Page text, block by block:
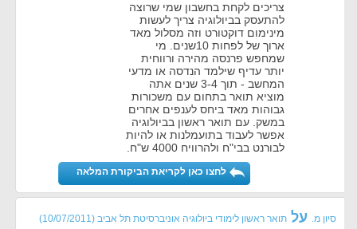
צריכים לקחת בחשבון שמי שרוצה
להתעסק בביולוגיה צריך לעשות
מינימום דוקטורט וזה מסלול מאד
ארוך של לפחות 10שנים. מי
שמחפש פרנסה מהירה ורווחית
יותר עדיף שילמד הנדסה או מדעי
המחשב - תוך 3-4 שנים אתה
מוציא תואר בתחום עם משכורות
גבוהות מאד ביחס לענפים אחרים
במשק. עם תואר ראשון בביולוגיה
אפשר לעבוד בתועמלנות או להיות
לבורנט בבי"ח ולהרוויח 4000 ש"ח.
לחצו כאן לקריאת הביקורת המלאה
סיון מ. על תואר ראשון לימודי ביולוגיה אוניברסיטת תל אביב (10/07/2011)